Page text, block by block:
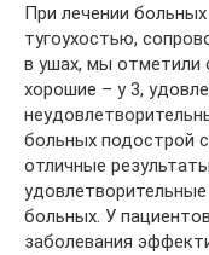
При лечении
тугоухостью,
в ушах, мы отметили
хорошие – у 3,
больных подострой
отличные
больных. У
заболевания